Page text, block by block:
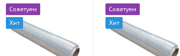
Советуем
Хит
Советуем
Хит